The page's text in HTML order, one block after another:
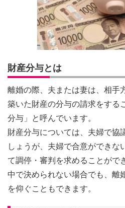
財産分与とは
離婚の際、夫または妻は、相手
築いた財産の分与の請求をする
分与」と呼んでいます。
財産分与については、夫婦で協
しょうが、夫婦で合意ができな
て調停・審判を求めることがで
中で決められない場合でも、離
を仰ぐこともできます。